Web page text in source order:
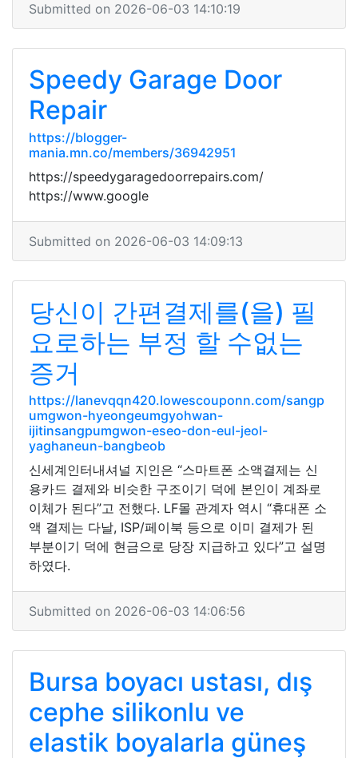
Submitted on 2026-06-03 14:10:19
Speedy Garage Door
Repair
https://blogger-
mania.mn.co/members/36942951
https://speedygaragedoorrepairs.com/
https://www.google
Submitted on 2026-06-03 14:09:13
당신이 간편결제를(을) 필
요로하는 부정 할 수없는
증거
https://lanevqqn420.lowescouponn.com/sangp
umgwon-hyeongeumgyohwan-
ijitinsangpumgwon-eseo-don-eul-jeol-
yaghaneun-bangbeob
신세계인터내셔널 지인은 “스마트폰 소액결제는 신
용카드 결제와 비슷한 구조이기 덕에 본인이 계좌로
이체가 된다”고 전했다. LF몰 관계자 역시 “휴대폰 소
액 결제는 다날, ISP/페이북 등으로 이미 결제가 된
부분이기 덕에 현금으로 당장 지급하고 있다”고 설명
하였다.
Submitted on 2026-06-03 14:06:56
Bursa boyacı ustası, dış
cephe silikonlu ve
elastik boyalarla güneş